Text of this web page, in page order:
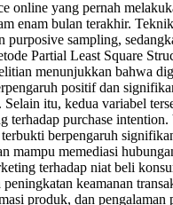
online yang pernah
enam bulan terakhir.
purposive sampling,
Partial Least Square
menunjukkan bahwa
positif dan
Selain itu, kedua variabel
terhadap purchase intention.
berpengaruh
mampu memediasi
terhadap niat beli
keamanan
produk, dan pengalaman